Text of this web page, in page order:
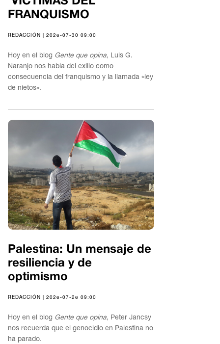
FRANQUISMO
REDACCIÓN | 2026-07-30 09:00
Hoy en el blog Gente que opina, Luis G.
Naranjo nos habla del exilio como
consecuencia del franquismo y la llamada «ley
de nietos».
Palestina: Un mensaje de
resiliencia y de
optimismo
REDACCIÓN | 2026-07-26 09:00
Hoy en el blog Gente que opina, Peter Jancsy
nos recuerda que el genocidio en Palestina no
ha parado.